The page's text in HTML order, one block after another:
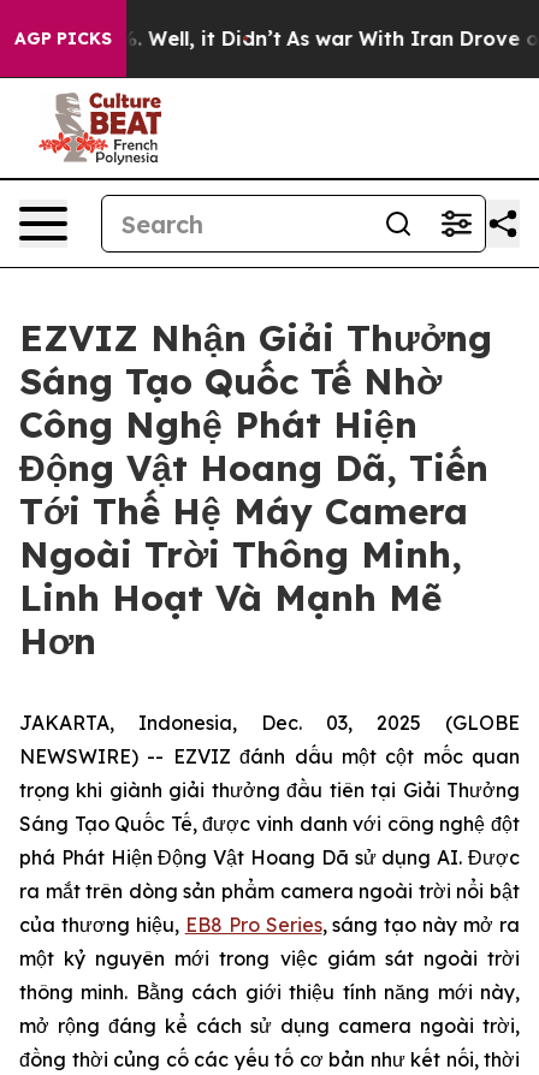
AGP PICKS
40%. Well, it Didn’t As war With Iran Drove oil
EZVIZ Nhận Giải Thưởng
Sáng Tạo Quốc Tế Nhờ
Công Nghệ Phát Hiện
Động Vật Hoang Dã, Tiến
Tới Thế Hệ Máy Camera
Ngoài Trời Thông Minh,
Linh Hoạt Và Mạnh Mẽ
Hơn
JAKARTA, Indonesia, Dec. 03, 2025 (GLOBE
NEWSWIRE) -- EZVIZ đánh dấu một cột mốc quan
trọng khi giành giải thưởng đầu tiên tại Giải Thưởng
Sáng Tạo Quốc Tế, được vinh danh với công nghệ đột
phá Phát Hiện Động Vật Hoang Dã sử dụng AI. Được
ra mắt trên dòng sản phẩm camera ngoài trời nổi bật
của thương hiệu, EB8 Pro Series, sáng tạo này mở ra
một kỷ nguyên mới trong việc giám sát ngoài trời
thông minh. Bằng cách giới thiệu tính năng mới này,
mở rộng đáng kể cách sử dụng camera ngoài trời,
đồng thời củng cố các yếu tố cơ bản như kết nối, thời